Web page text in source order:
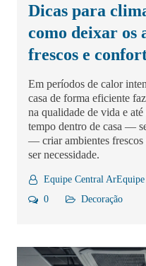
Dicas para
como deixar os
frescos e
Em períodos de calor
casa de forma eficiente
na qualidade de vida e
tempo dentro de casa —
— criar ambientes frescos
ser necessidade.
Equipe Central
0
Decoração